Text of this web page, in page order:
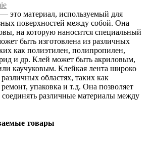
это материал, используемый для
поверхностей между собой. Она
на которую наносится специальный
быть изготовлена из различных
как полиэтилен, полипропилен,
и др. Клей может быть акриловым,
каучуковым. Клейкая лента широко
различных областях, таких как
ремонт, упаковка и т.д. Она позволяет
соединять различные материалы между
товары